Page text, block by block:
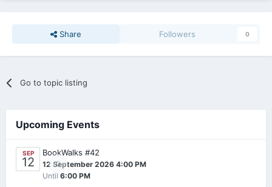
Share Followers 0
Go to topic listing
Upcoming Events
SEP
12 0
BookWalks #42
12 September 2026 4:00 PM
Until 6:00 PM